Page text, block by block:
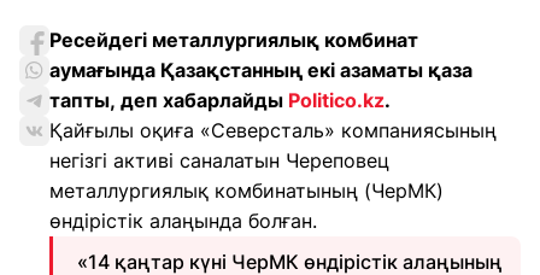
Ресейдегі металлургиялық комбинат
аумағында Қазақстанның екі азаматы қаза
тапты, деп хабарлайды Politico.kz.
Қайғылы оқиға «Северсталь» компаниясының
негізгі активі саналатын Череповец
металлургиялық комбинатының (ЧерМК)
өндірістік алаңында болған.
«14 қаңтар күні ЧерМК өндірістік алаңының